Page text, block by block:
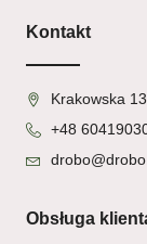
Kontakt
Krakowska
+48
Obsługa